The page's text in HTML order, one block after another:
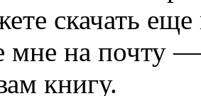
скачать
мне на почту
книгу.